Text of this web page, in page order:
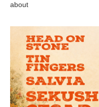
about